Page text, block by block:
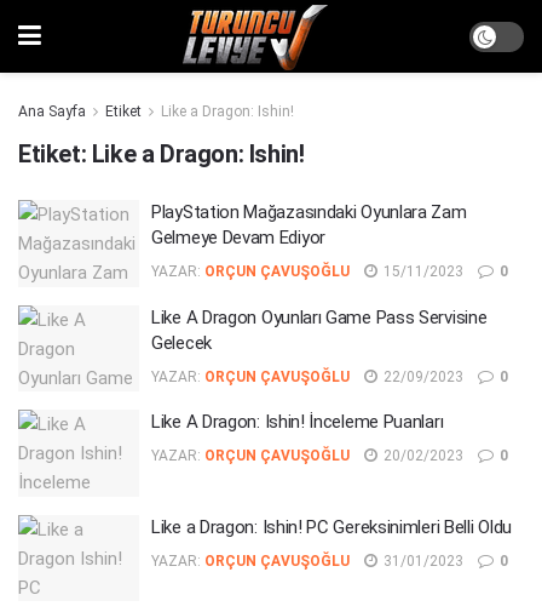
Ana Sayfa Etiket Like a Dragon: Ishin!
Etiket: Like a Dragon: Ishin!
PlayStation Mağazasındaki Oyunlara Zam
Gelmeye Devam Ediyor
YAZAR: ORÇUN ÇAVUŞOĞLU 15/11/2023 0
Like A Dragon Oyunları Game Pass Servisine
Gelecek
YAZAR: ORÇUN ÇAVUŞOĞLU 22/09/2023 0
Like A Dragon: Ishin! İnceleme Puanları
YAZAR: ORÇUN ÇAVUŞOĞLU 20/02/2023 0
Like a Dragon: Ishin! PC Gereksinimleri Belli Oldu
YAZAR: ORÇUN ÇAVUŞOĞLU 31/01/2023 0